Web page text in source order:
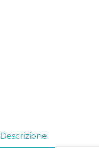
Descrizione